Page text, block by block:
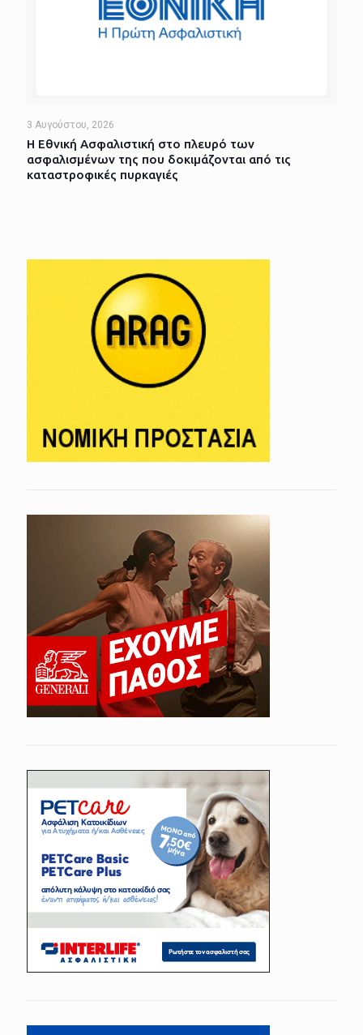
3 Αυγούστου, 2026
Η Εθνική Ασφαλιστική στο πλευρό των
ασφαλισμένων της που δοκιμάζονται από τις
καταστροφικές πυρκαγιές